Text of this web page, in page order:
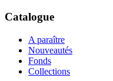
Catalogue
A paraître
Nouveautés
Fonds
Collections